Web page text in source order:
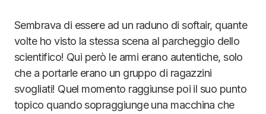
Sembrava di essere ad un raduno di softair, quante
volte ho visto la stessa scena al parcheggio dello
scientifico! Qui però le armi erano autentiche, solo
che a portarle erano un gruppo di ragazzini
svogliati! Quel momento raggiunse poi il suo punto
topico quando sopraggiunge una macchina che